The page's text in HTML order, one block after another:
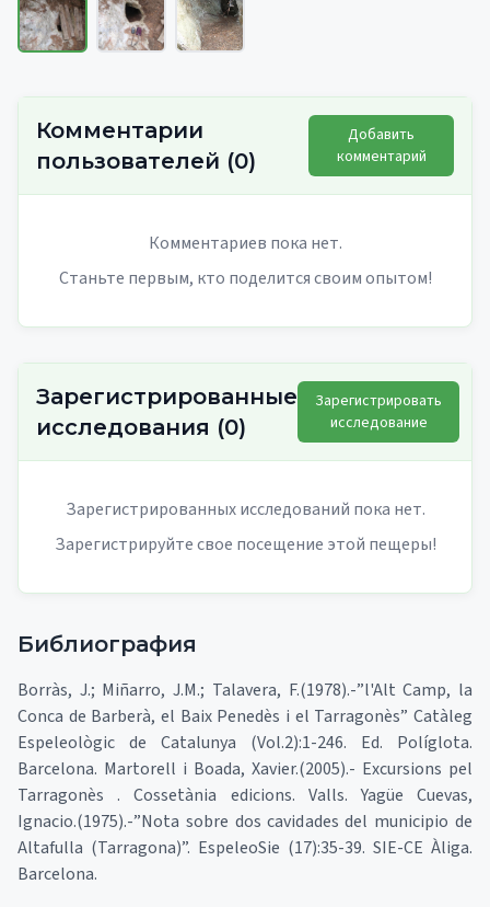
Комментарии
пользователей (0)
Добавить
комментарий
Комментариев пока нет.
Станьте первым, кто поделится своим опытом!
Зарегистрированные
исследования (0)
Зарегистрировать
исследование
Зарегистрированных исследований пока нет.
Зарегистрируйте свое посещение этой пещеры!
Библиография
Borràs, J.; Miñarro, J.M.; Talavera, F.(1978).-”l'Alt Camp, la
Conca de Barberà, el Baix Penedès i el Tarragonès” Catàleg
Espeleològic de Catalunya (Vol.2):1-246. Ed. Políglota.
Barcelona. Martorell i Boada, Xavier.(2005).- Excursions pel
Tarragonès . Cossetània edicions. Valls. Yagüe Cuevas,
Ignacio.(1975).-”Nota sobre dos cavidades del municipio de
Altafulla (Tarragona)”. EspeleoSie (17):35-39. SIE-CE Àliga.
Barcelona.